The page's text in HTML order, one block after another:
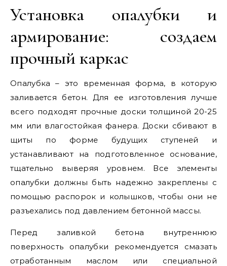
Установка опалубки и
армирование: создаем
прочный каркас
Опалубка – это временная форма, в которую
заливается бетон. Для ее изготовления лучше
всего подходят прочные доски толщиной 20-25
мм или влагостойкая фанера. Доски сбивают в
щиты по форме будущих ступеней и
устанавливают на подготовленное основание,
тщательно выверяя уровнем. Все элементы
опалубки должны быть надежно закреплены с
помощью распорок и колышков, чтобы они не
разъехались под давлением бетонной массы.
Перед заливкой бетона внутреннюю
поверхность опалубки рекомендуется смазать
отработанным маслом или специальной